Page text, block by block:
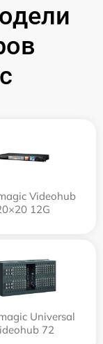
Videohub
12G
Universal
72